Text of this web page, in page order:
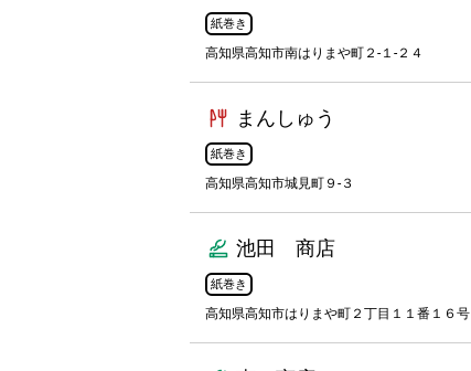
紙巻き
高知県高知市南はりまや町２-１-２４
まんしゅう
紙巻き
高知県高知市城見町９-３
池田 商店
紙巻き
高知県高知市はりまや町２丁目１１番１６号